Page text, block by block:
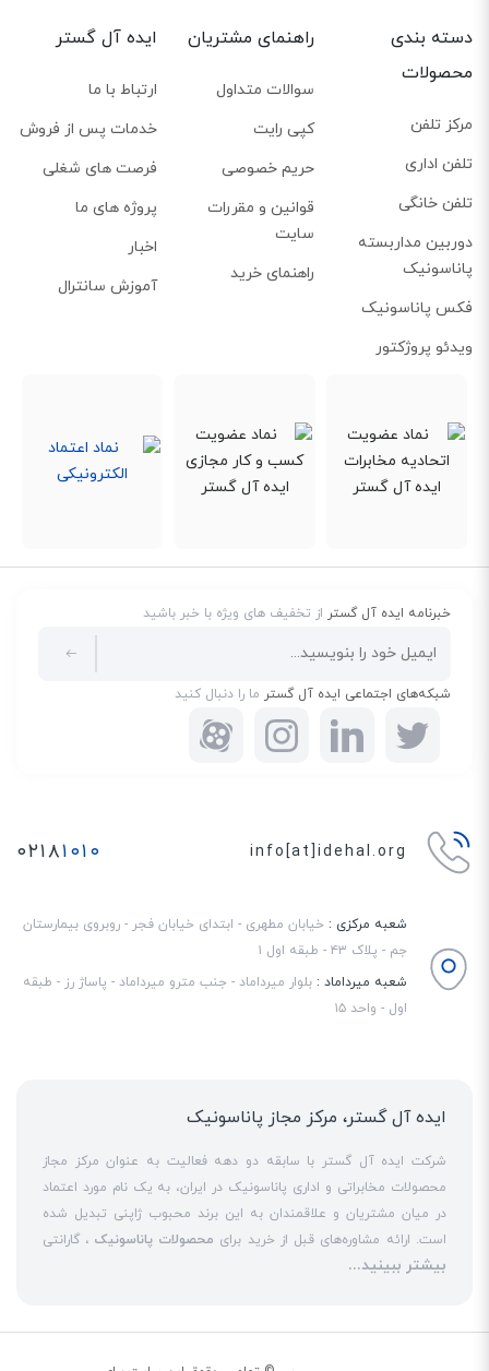
دسته بندی
محصولات
مرکز تلفن
تلفن اداری
تلفن خانگی
دوربین مداربسته
پاناسونیک
فکس پاناسونیک
ویدئو پروژکتور
راهنمای مشتریان
سوالات متداول
کپی رایت
حریم خصوصی
قوانین و مقررات
سایت
راهنمای خرید
ایده آل گستر
ارتباط با ما
خدمات پس از فروش
فرصت های شغلی
پروژه های ما
اخبار
آموزش سانترال
خبرنامه ایده آل گستراز تخفیف های ویژه با خبر باشید
شبکه‌های اجتماعی ایده آل گسترما را دنبال کنید
info[at]idehal.org ۰۲۱۸۱۰۱۰
شعبه مرکزی : خیابان مطهری - ابتدای خیابان فجر - روبروی بیمارستان
جم - پلاک ۴۳ - طبقه اول ۱
شعبه میرداماد : بلوار میرداماد - جنب مترو میرداماد - پاساژ رز - طبقه
اول - واحد ۱۵
ایده آل گستر، مرکز مجاز پاناسونیک
شرکت ایده آل گستر با سابقه دو دهه فعالیت به عنوان مرکز مجاز
محصولات مخابراتی و اداری پاناسونیک در ایران، به یک نام مورد اعتماد
در میان مشتریان و علاقمندان به این برند محبوب ژاپنی تبدیل شده
است. ارائه مشاوره‌های قبل از خرید برایمحصولات پاناسونیک، گارانتی
18 ماهه معتبر و شرکتی برای کلیه محصولات عرضه شده و تعهد کامل
بیشتر ببینید...